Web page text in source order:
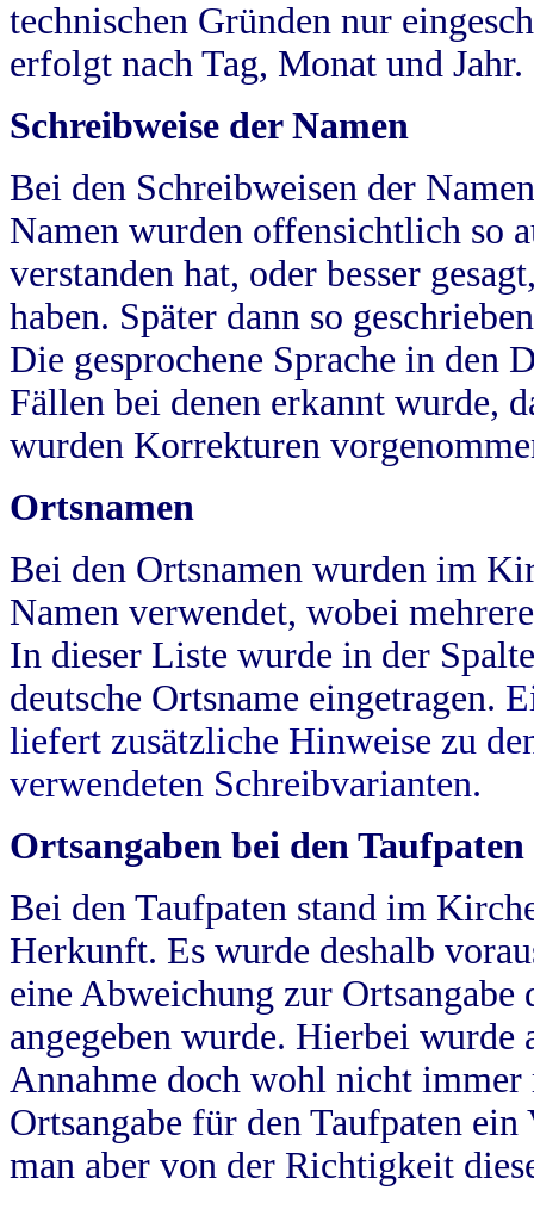
technischen Gründen nur
erfolgt nach Tag, Monat und Jahr.
Schreibweise der Namen
Bei den Schreibweisen der
Namen wurden offensichtlich so
verstanden hat, oder besser
haben. Später dann so
Die gesprochene Sprache in
Fällen bei denen erkannt wurde,
wurden Korrekturen
Ortsnamen
Bei den Ortsnamen wurden im
Namen verwendet, wobei
In dieser Liste wurde in der
deutsche Ortsname eingetragen.
liefert zusätzliche Hinweise zu
verwendeten Schreibvarianten.
Ortsangaben bei den Taufpaten
Bei den Taufpaten stand im
Herkunft. Es wurde deshalb
eine Abweichung zur
angegeben wurde. Hierbei wurde
Annahme doch wohl nicht
Ortsangabe für den Taufpaten
man aber von der Richtigkeit